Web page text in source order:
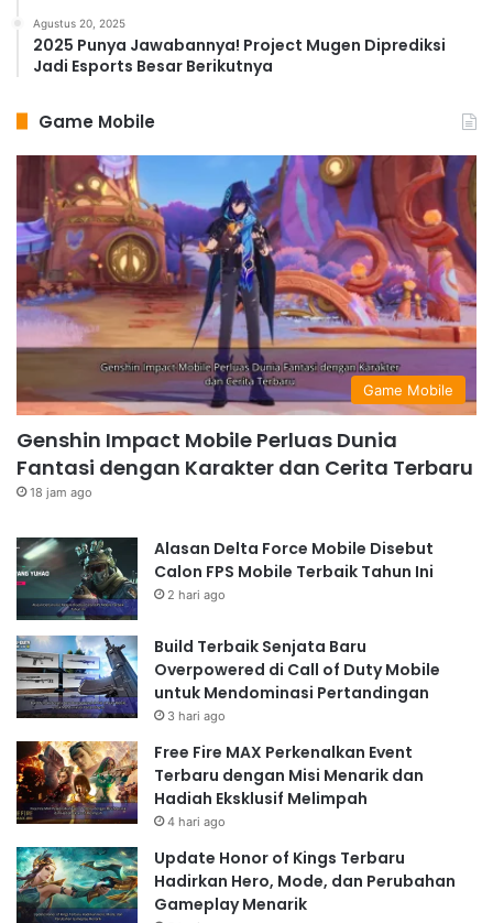
Agustus 20, 2025
2025 Punya Jawabannya! Project Mugen Diprediksi
Jadi Esports Besar Berikutnya
Game Mobile
Game Mobile
Genshin Impact Mobile Perluas Dunia
Fantasi dengan Karakter dan Cerita Terbaru
18 jam ago
Alasan Delta Force Mobile Disebut
Calon FPS Mobile Terbaik Tahun Ini
2 hari ago
Build Terbaik Senjata Baru
Overpowered di Call of Duty Mobile
untuk Mendominasi Pertandingan
3 hari ago
Free Fire MAX Perkenalkan Event
Terbaru dengan Misi Menarik dan
Hadiah Eksklusif Melimpah
4 hari ago
Update Honor of Kings Terbaru
Hadirkan Hero, Mode, dan Perubahan
Gameplay Menarik